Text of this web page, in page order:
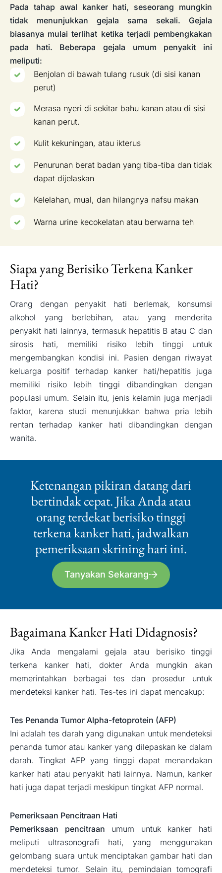
Pada tahap awal kanker hati, seseorang mungkin
tidak menunjukkan gejala sama sekali. Gejala
biasanya mulai terlihat ketika terjadi pembengkakan
pada hati. Beberapa gejala umum penyakit ini
meliputi:
Benjolan di bawah tulang rusuk (di sisi kanan
perut)
Merasa nyeri di sekitar bahu kanan atau di sisi
kanan perut.
Kulit kekuningan, atau ikterus
Penurunan berat badan yang tiba-tiba dan tidak
dapat dijelaskan
Kelelahan, mual, dan hilangnya nafsu makan
Warna urine kecokelatan atau berwarna teh
Siapa yang Berisiko Terkena Kanker
Hati?
Orang dengan penyakit hati berlemak, konsumsi
alkohol yang berlebihan, atau yang menderita
penyakit hati lainnya, termasuk hepatitis B atau C dan
sirosis hati, memiliki risiko lebih tinggi untuk
mengembangkan kondisi ini. Pasien dengan riwayat
keluarga positif terhadap kanker hati/hepatitis juga
memiliki risiko lebih tinggi dibandingkan dengan
populasi umum. Selain itu, jenis kelamin juga menjadi
faktor, karena studi menunjukkan bahwa pria lebih
rentan terhadap kanker hati dibandingkan dengan
wanita.
Ketenangan pikiran datang dari
bertindak cepat. Jika Anda atau
orang terdekatberisiko tinggi
terkena kanker hati, jadwalkan
pemeriksaan skrining hari ini.
Tanyakan Sekarang
Bagaimana Kanker Hati Didagnosis?
Jika Anda mengalami gejala atau berisiko tinggi
terkena kanker hati, dokter Anda mungkin akan
memerintahkan berbagai tes dan prosedur untuk
mendeteksi kanker hati. Tes-tes ini dapat mencakup:
Tes Penanda Tumor Alpha-fetoprotein (AFP)
Ini adalah tes darah yang digunakan untuk mendeteksi
penanda tumor atau kanker yang dilepaskan ke dalam
darah. Tingkat AFP yang tinggi dapat menandakan
kanker hati atau penyakit hati lainnya. Namun, kanker
hati juga dapat terjadi meskipun tingkat AFP normal.
Pemeriksaan Pencitraan Hati
Pemeriksaan pencitraan umum untuk kanker hati
meliputi ultrasonografi hati, yang menggunakan
gelombang suara untuk menciptakan gambar hati dan
mendeteksi tumor. Selain itu, pemindaian tomografi